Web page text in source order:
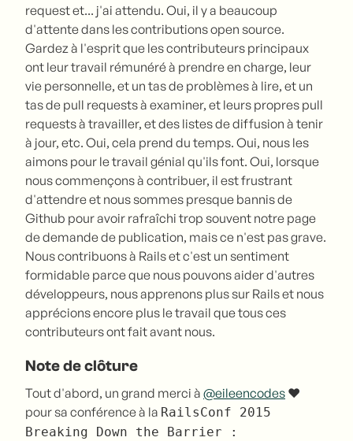
request et... j'ai attendu. Oui, il y a beaucoup
d'attente dans les contributions open source.
Gardez à l'esprit que les contributeurs principaux
ont leur travail rémunéré à prendre en charge, leur
vie personnelle, et un tas de problèmes à lire, et un
tas de pull requests à examiner, et leurs propres pull
requests à travailler, et des listes de diffusion à tenir
à jour, etc. Oui, cela prend du temps. Oui, nous les
aimons pour le travail génial qu'ils font. Oui, lorsque
nous commençons à contribuer, il est frustrant
d'attendre et nous sommes presque bannis de
Github pour avoir rafraîchi trop souvent notre page
de demande de publication, mais ce n'est pas grave.
Nous contribuons à Rails et c'est un sentiment
formidable parce que nous pouvons aider d'autres
développeurs, nous apprenons plus sur Rails et nous
apprécions encore plus le travail que tous ces
contributeurs ont fait avant nous.
Note de clôture
Tout d'abord, un grand merci à @eileencodes ❤
pour sa conférence à la RailsConf 2015
Breaking Down the Barrier :